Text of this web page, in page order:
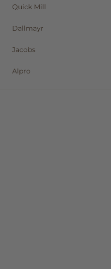
Quick Mill
Dallmayr
Jacobs
Alpro